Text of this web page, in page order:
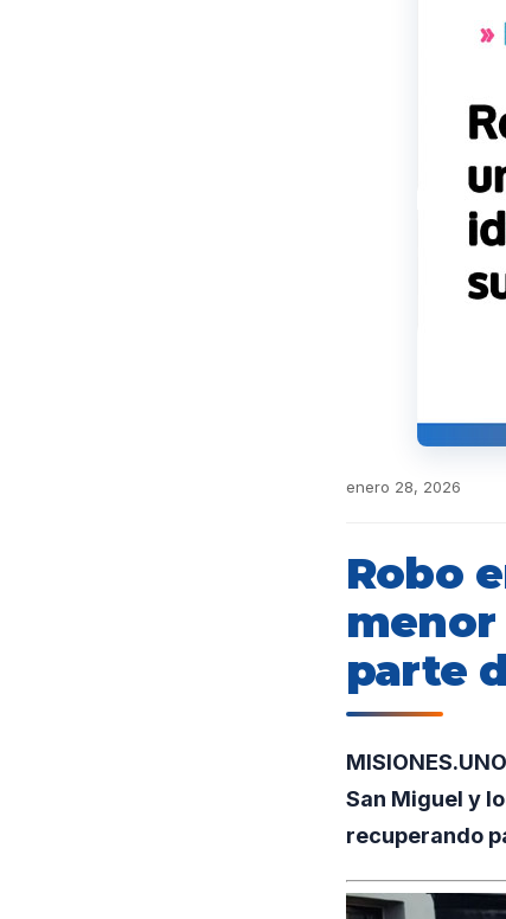
enero 28, 2026
Robo
menor
parte
San Miguel y
recuperando